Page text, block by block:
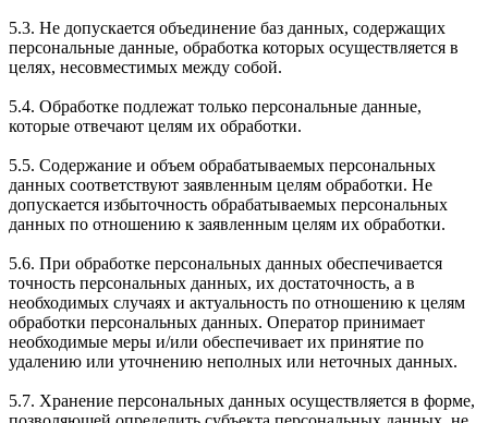
5.3. Не допускается объединение баз данных, содержащих
персональные данные, обработка которых осуществляется в
целях, несовместимых между собой.
5.4. Обработке подлежат только персональные данные,
которые отвечают целям их обработки.
5.5. Содержание и объем обрабатываемых персональных
данных соответствуют заявленным целям обработки. Не
допускается избыточность обрабатываемых персональных
данных по отношению к заявленным целям их обработки.
5.6. При обработке персональных данных обеспечивается
точность персональных данных, их достаточность, а в
необходимых случаях и актуальность по отношению к целям
обработки персональных данных. Оператор принимает
необходимые меры и/или обеспечивает их принятие по
удалению или уточнению неполных или неточных данных.
5.7. Хранение персональных данных осуществляется в форме,